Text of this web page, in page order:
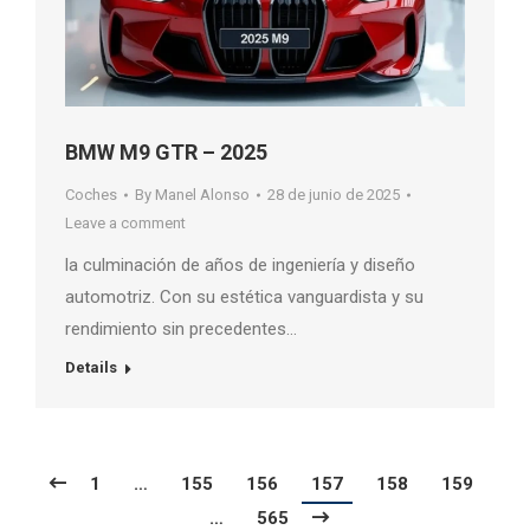
BMW M9 GTR – 2025
Coches By Manel Alonso
28 de junio de 2025
Leave a comment
la culminación de años de ingeniería y diseño
automotriz. Con su estética vanguardista y su
rendimiento sin precedentes…
Details
1 … 155 156 157 158
159
…
565